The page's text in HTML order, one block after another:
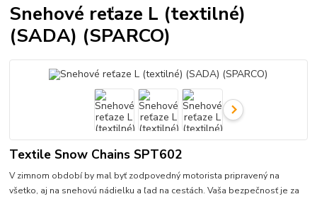
Snehové reťaze L (textilné)
(SADA) (SPARCO)
Textile Snow Chains SPT602
V zimnom období by mal byť zodpovedný motorista pripravený na
všetko, aj na snehovú nádielku a ľad na cestách. Vaša bezpečnosť je za